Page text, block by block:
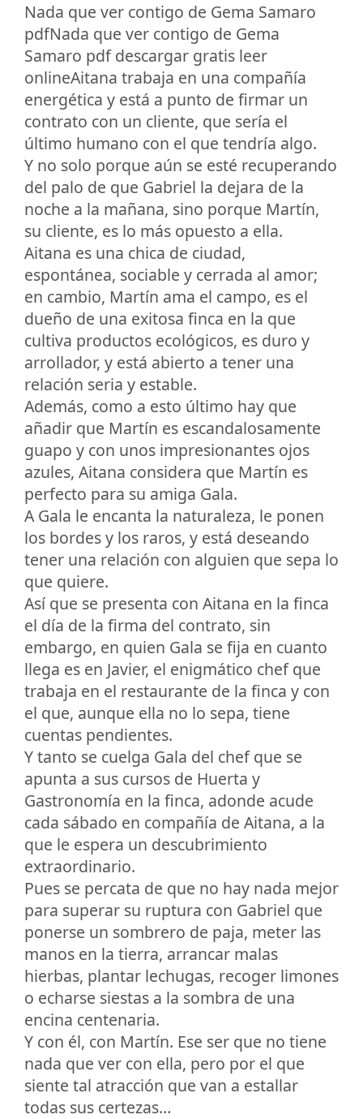
Nada que ver contigo de Gema Samaro
pdfNada que ver contigo de Gema
Samaro pdf descargar gratis leer
onlineAitana trabaja en una compañía
energética y está a punto de firmar un
contrato con un cliente, que sería el
último humano con el que tendría algo.
Y no solo porque aún se esté recuperando
del palo de que Gabriel la dejara de la
noche a la mañana, sino porque Martín,
su cliente, es lo más opuesto a ella.
Aitana es una chica de ciudad,
espontánea, sociable y cerrada al amor;
en cambio, Martín ama el campo, es el
dueño de una exitosa finca en la que
cultiva productos ecológicos, es duro y
arrollador, y está abierto a tener una
relación seria y estable.
Además, como a esto último hay que
añadir que Martín es escandalosamente
guapo y con unos impresionantes ojos
azules, Aitana considera que Martín es
perfecto para su amiga Gala.
A Gala le encanta la naturaleza, le ponen
los bordes y los raros, y está deseando
tener una relación con alguien que sepa lo
que quiere.
Así que se presenta con Aitana en la finca
el día de la firma del contrato, sin
embargo, en quien Gala se fija en cuanto
llega es en Javier, el enigmático chef que
trabaja en el restaurante de la finca y con
el que, aunque ella no lo sepa, tiene
cuentas pendientes.
Y tanto se cuelga Gala del chef que se
apunta a sus cursos de Huerta y
Gastronomía en la finca, adonde acude
cada sábado en compañía de Aitana, a la
que le espera un descubrimiento
extraordinario.
Pues se percata de que no hay nada mejor
para superar su ruptura con Gabriel que
ponerse un sombrero de paja, meter las
manos en la tierra, arrancar malas
hierbas, plantar lechugas, recoger limones
o echarse siestas a la sombra de una
encina centenaria.
Y con él, con Martín. Ese ser que no tiene
nada que ver con ella, pero por el que
siente tal atracción que van a estallar
todas sus certezas…